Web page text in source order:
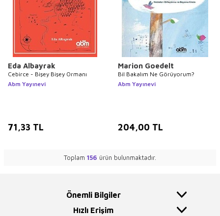
Eda Albayrak
Cebirce - Bişey Bişey Ormanı
Abm Yayınevi
71,33 TL
Marion Goedelt
Bil Bakalım Ne Görüyorum?
Abm Yayınevi
204,00 TL
Toplam 156 ürün bulunmaktadır.
Önemli Bilgiler
Hızlı Erişim